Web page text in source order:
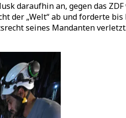
daraufhin an, gegen das
der „Welt“ ab und forderte
seines Mandanten verletzt.